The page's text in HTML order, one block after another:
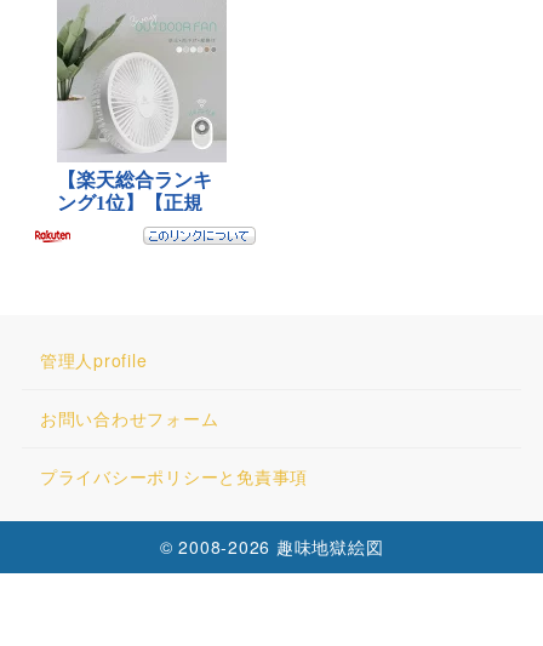
管理人profile
お問い合わせフォーム
プライバシーポリシーと免責事項
© 2008-2026 趣味地獄絵図